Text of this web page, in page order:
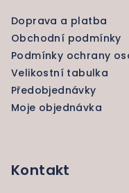
Doprava a platba
Obchodní podmínky
Podmínky ochrany
Velikostní tabulka
Předobjednávky
Moje objednávka
Kontakt